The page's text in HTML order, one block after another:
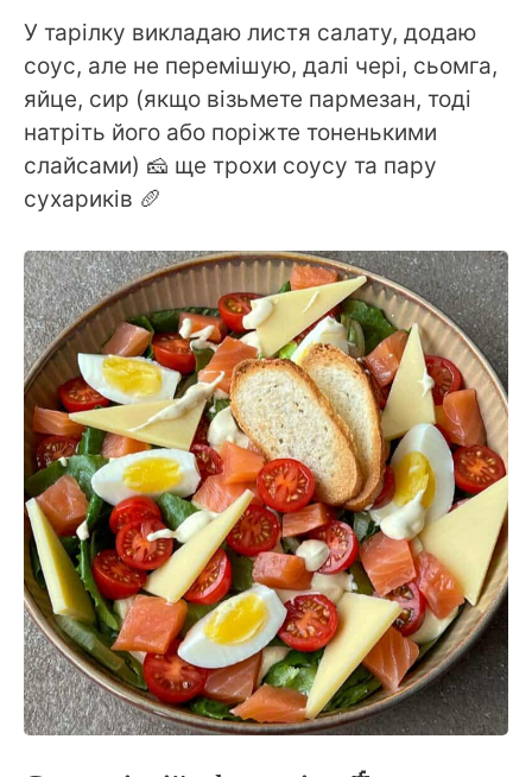
У тарілку викладаю листя салату, додаю
соус, але не перемішую, далі чері, сьомга,
яйце, сир (якщо візьмете пармезан, тоді
натріть його або поріжте тоненькими
слайсами) 🧀 ще трохи соусу та пару
сухариків 🥖